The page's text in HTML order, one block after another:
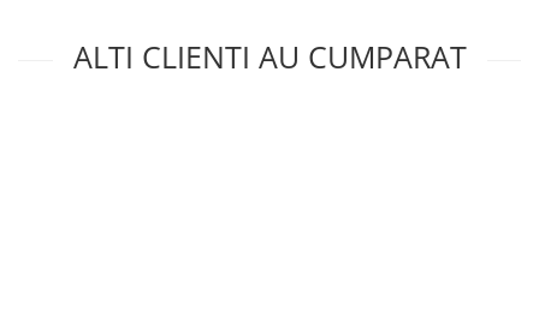
ALTI CLIENTI AU CUMPARAT